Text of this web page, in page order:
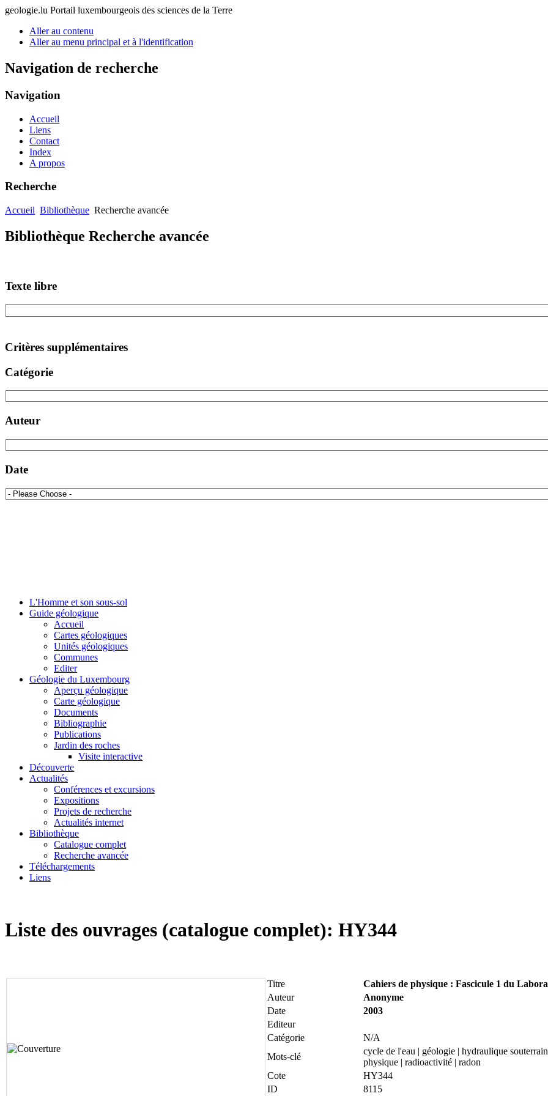
geologie.lu Portail luxembourgeois des sciences de la Terre
Aller au contenu
Aller au menu principal et à l'identification
Navigation de recherche
Navigation
Accueil
Liens
Contact
Index
A propos
Recherche
Accueil Bibliothèque Recherche avancée
Bibliothèque Recherche avancée
Texte libre
Critères supplémentaires
Catégorie
Auteur
Date
L'Homme et son sous-sol
Guide géologique
Accueil
Cartes géologiques
Unités géologiques
Communes
Editer
Géologie du Luxembourg
Aperçu géologique
Carte géologique
Documents
Bibliographie
Publications
Jardin des roches
Visite interactive
Découverte
Actualités
Conférences et excursions
Expositions
Projets de recherche
Actualités internet
Bibliothèque
Catalogue complet
Recherche avancée
Téléchargements
Liens
Liste des ouvrages (catalogue complet): HY344
Titre
Cahiers de physique : Fascicule 1 du
Auteur
Anonyme
Date
2003
Editeur
Catégorie
N/A
Mots-clé
cycle de l'eau | géologie | hydraulique
physique | radioactivité | radon
Cote
HY344
ID
8115